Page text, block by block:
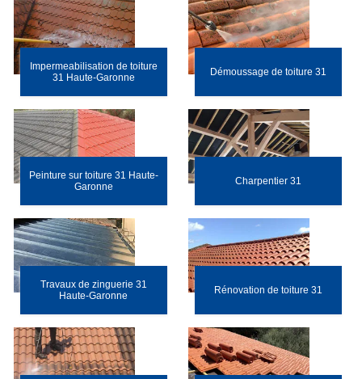
Impermeabilisation de toiture
31 Haute-Garonne
Démoussage de toiture 31
Peinture sur toiture 31 Haute-
Garonne
Charpentier 31
Travaux de zinguerie 31
Haute-Garonne
Rénovation de toiture 31